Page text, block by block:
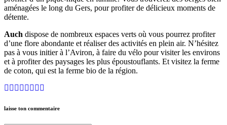
aménagées le long du Gers, pour profiter de délicieux moments de
détente.
Auch dispose de nombreux espaces verts où vous pourrez profiter
d’une flore abondante et réaliser des activités en plein air. N’hésitez
pas à vous initier à l’Aviron, à faire du vélo pour visiter les environs
et à profiter des paysages les plus époustouflants. Et visitez la ferme
de coton, qui est la ferme bio de la région.
laisse ton commentaire